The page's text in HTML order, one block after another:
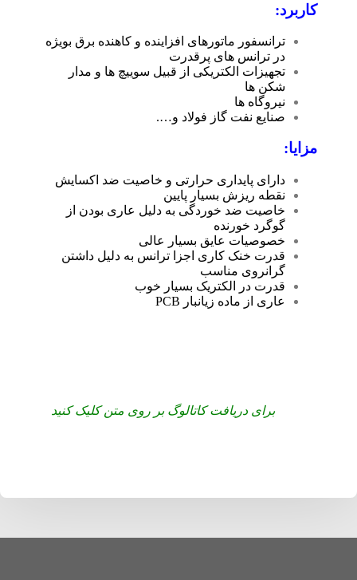
کاربرد:
ترانسفور ماتورهای افزاینده و کاهنده برق بویژه
در ترانس های پرقدرت
تجهیزات الکتریکی از قبیل سویيچ ها و مدار
شکن ها
نیروگاه ها
صنایع نفت گاز فولاد و….
مزایا:
دارای پایداری حرارتی و خاصیت ضد اکسایش
نقطه ریزش بسیار پایین
خاصیت ضد خوردگی به دلیل عاری بودن از
گوگرد خورنده
خصوصیات عایق بسیار عالی
قدرت خنک کاری اجزا ترانس به دلیل داشتن
گرانروی مناسب
قدرت در الکتریک بسیار خوب
عاری از ماده زیانبار PCB
برای دریافت کاتالوگ بر روی متن کلیک کنید